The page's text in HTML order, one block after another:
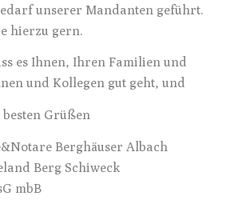
unserer Mandanten geführt.
hierzu gern.
es Ihnen, Ihren Familien und
und Kollegen gut geht, und
Grüßen
Berghäuser Albach
Berg Schiweck
mbB